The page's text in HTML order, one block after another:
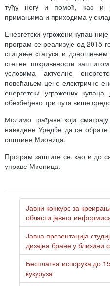
туђу негу и помоћ, као и
примањима и приходима у
Енергетски угрожени купац
програм се реализује од 2015
стицање статуса и доношењем
степен покривености
условима актуелне
повећањем цене електричне
енергетски угрожених
обезбеђено три пута више
Молимо грађане који
наведене Уредбе да се
општине Мионица.
Програм заштите се, као и до
управе Мионица.
Јавни конкурс за
области јавног
Јавна презентација
дизајна бране у близини
Бесплатна испорука до
кукуруза